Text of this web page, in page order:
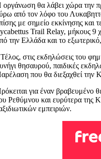
θα λάβει χώρα την
από τον λόφο του
με σημείο εκκίνησης και
Trail Relay, μήκους 9
την Ελλάδα και το
Τέλος, στις εκδηλώσεις του
θησαυρού, παιδικές
που θα διεξαχθεί την
για έναν
Ρεθύμνου και ευρύτερα της
εμπειριών.